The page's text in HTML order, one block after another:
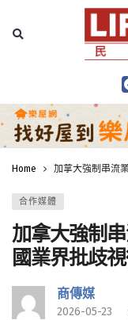
Home 加拿大強制串流
合作媒體
加拿大強制
國業界批歧
商傳媒
2026-05-23